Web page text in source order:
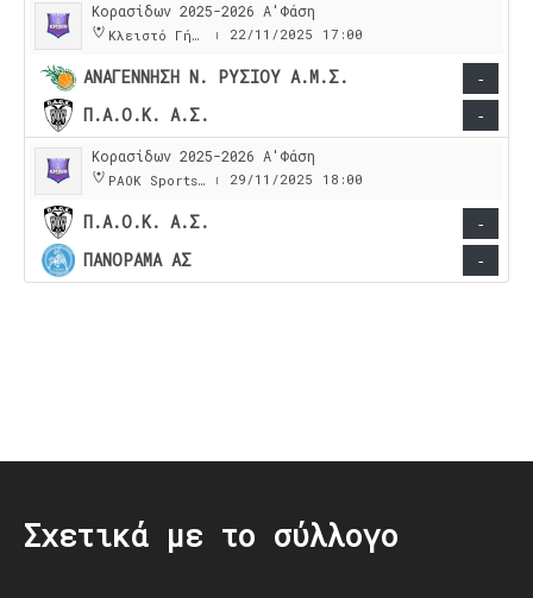
Κορασίδων 2025-2026 Α'Φάση
Κλειστό Γήπεδο Νέου Ρυσιου | 22/11/2025 17:00
ΑΝΑΓΕΝΝΗΣΗ Ν. ΡΥΣΙΟΥ Α.Μ.Σ. -
Π.Α.Ο.Κ. Α.Σ. -
Κορασίδων 2025-2026 Α'Φάση
PAOK Sports Arena | 29/11/2025 18:00
Π.Α.Ο.Κ. Α.Σ. -
ΠΑΝΟΡΑΜΑ ΑΣ -
Σχετικά με το σύλλογο